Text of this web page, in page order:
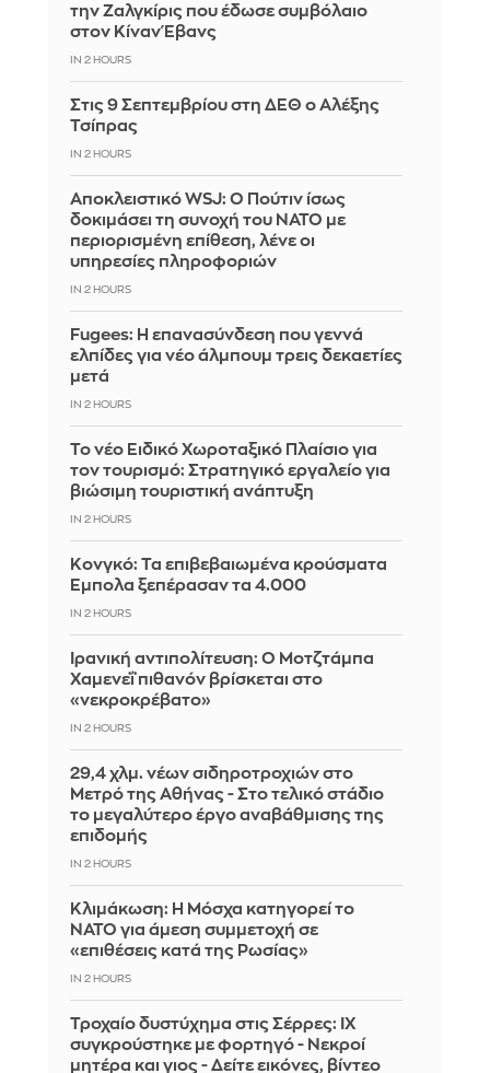
την Ζαλγκίρις που έδωσε συμβόλαιο
στον Κίναν Έβανς
IN 2 HOURS
Στις 9 Σεπτεμβρίου στη ΔΕΘ ο Αλέξης
Τσίπρας
IN 2 HOURS
Αποκλειστικό WSJ: Ο Πούτιν ίσως
δοκιμάσει τη συνοχή του ΝΑΤΟ με
περιορισμένη επίθεση, λένε οι
υπηρεσίες πληροφοριών
IN 2 HOURS
Fugees: Η επανασύνδεση που γεννά
ελπίδες για νέο άλμπουμ τρεις δεκαετίες
μετά
IN 2 HOURS
Το νέο Ειδικό Χωροταξικό Πλαίσιο για
τον τουρισμό: Στρατηγικό εργαλείο για
βιώσιμη τουριστική ανάπτυξη
IN 2 HOURS
Κονγκό: Τα επιβεβαιωμένα κρούσματα
Έμπολα ξεπέρασαν τα 4.000
IN 2 HOURS
Ιρανική αντιπολίτευση: Ο Μοτζτάμπα
Χαμενεΐ πιθανόν βρίσκεται στο
«νεκροκρέβατο»
IN 2 HOURS
29,4 χλμ. νέων σιδηροτροχιών στο
Μετρό της Αθήνας - Στο τελικό στάδιο
το μεγαλύτερο έργο αναβάθμισης της
επιδομής
IN 2 HOURS
Κλιμάκωση: Η Μόσχα κατηγορεί το
ΝΑΤΟ για άμεση συμμετοχή σε
«επιθέσεις κατά της Ρωσίας»
IN 2 HOURS
Τροχαίο δυστύχημα στις Σέρρες: ΙΧ
συγκρούστηκε με φορτηγό - Νεκροί
μητέρα και γιος - Δείτε εικόνες, βίντεο